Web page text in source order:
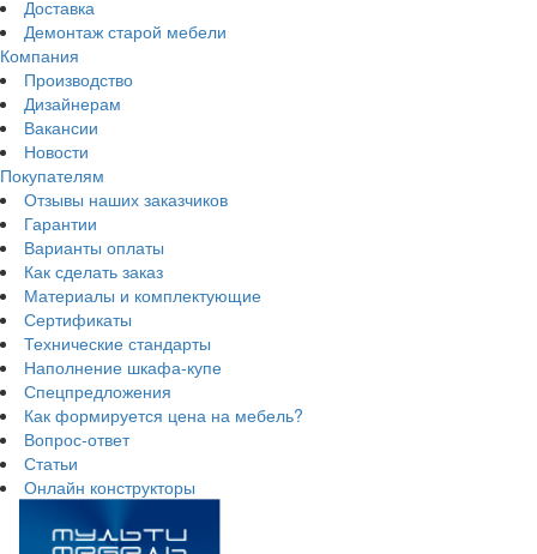
Доставка
Демонтаж старой мебели
Компания
Производство
Дизайнерам
Вакансии
Новости
Покупателям
Отзывы наших заказчиков
Гарантии
Варианты оплаты
Как сделать заказ
Материалы и комплектующие
Сертификаты
Технические стандарты
Наполнение шкафа-купе
Спецпредложения
Как формируется цена на мебель?
Вопрос-ответ
Статьи
Онлайн конструкторы